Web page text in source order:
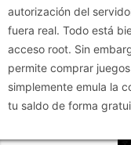
autorización del
fuera real. Todo está
acceso root. Sin
permite comprar
simplemente emula la
tu saldo de forma